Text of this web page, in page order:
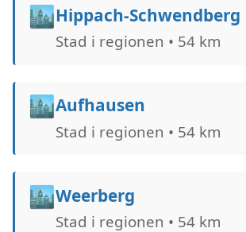
🏙️Hippach-Schwendberg
Stad i regionen • 54 km
🏙️Aufhausen
Stad i regionen • 54 km
🏙️Weerberg
Stad i regionen • 54 km